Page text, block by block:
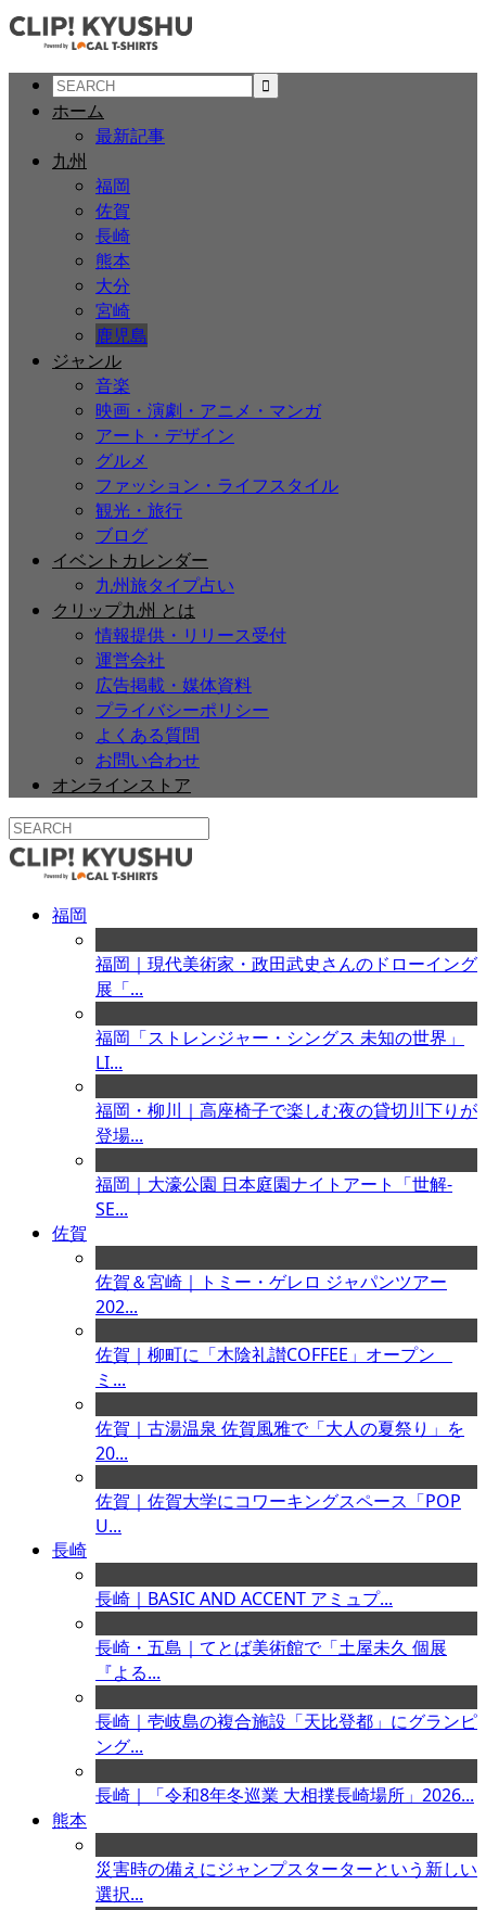
ホーム
最新記事
九州
福岡
佐賀
長崎
熊本
大分
宮崎
鹿児島
ジャンル
音楽
映画・演劇・アニメ・マンガ
アート・デザイン
グルメ
ファッション・ライフスタイル
観光・旅行
ブログ
イベントカレンダー
九州旅タイプ占い
クリップ九州 とは
情報提供・リリース受付
運営会社
広告掲載・媒体資料
プライバシーポリシー
よくある質問
お問い合わせ
オンラインストア
福岡
福岡｜現代美術家・政田武史さんのドローイング
展「...
福岡「ストレンジャー・シングス 未知の世界」
LI...
福岡・柳川｜高座椅子で楽しむ夜の貸切川下りが
登場...
福岡｜大濠公園 日本庭園ナイトアート「世解-
SE...
佐賀
佐賀＆宮崎｜トミー・ゲレロ ジャパンツアー
202...
佐賀｜柳町に「木陰礼讃COFFEE」オープン
ミ...
佐賀｜古湯温泉 佐賀風雅で「大人の夏祭り」を
20...
佐賀｜佐賀大学にコワーキングスペース「POP
U...
長崎
長崎｜BASIC AND ACCENT アミュプ...
長崎・五島｜てとば美術館で「土屋未久 個展
『よる...
長崎｜壱岐島の複合施設「天比登都」にグランピ
ング...
長崎｜「令和8年冬巡業 大相撲長崎場所」2026...
熊本
災害時の備えにジャンプスターターという新しい
選択...